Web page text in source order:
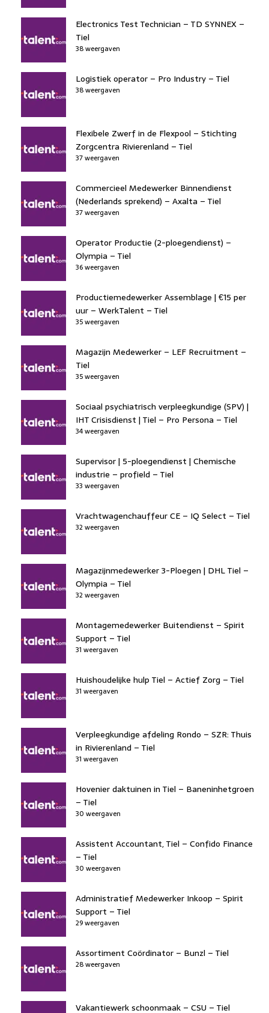
Electronics Test Technician – TD SYNNEX –
Tiel
38 weergaven
Logistiek operator – Pro Industry – Tiel
38 weergaven
Flexibele Zwerf in de Flexpool – Stichting
Zorgcentra Rivierenland – Tiel
37 weergaven
Commercieel Medewerker Binnendienst
(Nederlands sprekend) – Axalta – Tiel
37 weergaven
Operator Productie (2-ploegendienst) –
Olympia – Tiel
36 weergaven
Productiemedewerker Assemblage | €15 per
uur – WerkTalent – Tiel
35 weergaven
Magazijn Medewerker – LEF Recruitment –
Tiel
35 weergaven
Sociaal psychiatrisch verpleegkundige (SPV) |
IHT Crisisdienst | Tiel – Pro Persona – Tiel
34 weergaven
Supervisor | 5-ploegendienst | Chemische
industrie – profield – Tiel
33 weergaven
Vrachtwagenchauffeur CE – IQ Select – Tiel
32 weergaven
Magazijnmedewerker 3-Ploegen | DHL Tiel –
Olympia – Tiel
32 weergaven
Montagemedewerker Buitendienst – Spirit
Support – Tiel
31 weergaven
Huishoudelijke hulp Tiel – Actief Zorg – Tiel
31 weergaven
Verpleegkundige afdeling Rondo – SZR: Thuis
in Rivierenland – Tiel
31 weergaven
Hovenier daktuinen in Tiel – Baneninhetgroen
– Tiel
30 weergaven
Assistent Accountant, Tiel – Confido Finance
– Tiel
30 weergaven
Administratief Medewerker Inkoop – Spirit
Support – Tiel
29 weergaven
Assortiment Coördinator – Bunzl – Tiel
28 weergaven
Vakantiewerk schoonmaak – CSU – Tiel